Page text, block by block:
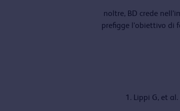
noltre, BD crede
prefigge l’obiettivo
1. Lippi G, et